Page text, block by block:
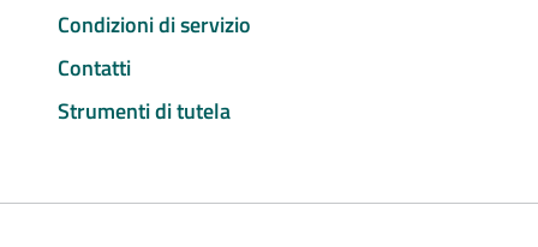
Condizioni di servizio
Contatti
Strumenti di tutela